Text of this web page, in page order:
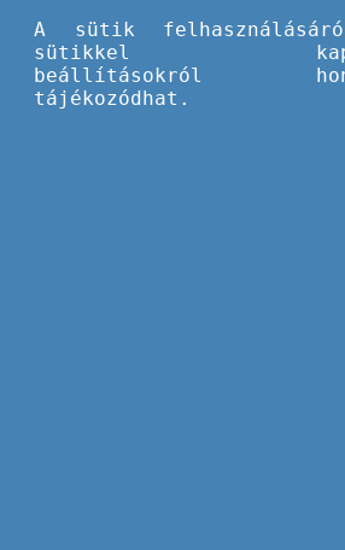
Az
A sütik
sütikkel
beállításokról
tájékozódhat.